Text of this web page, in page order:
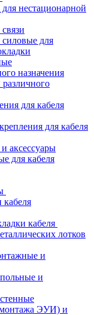
нестационарной
для
назначения
для кабеля
для кабеля
аксессуары
для кабеля
кабеля
лотков
и
и
монтажа ЭУИ) и